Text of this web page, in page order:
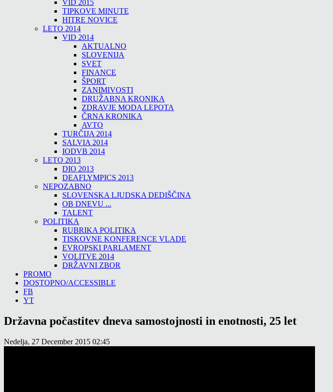
VID 2015
TIPKOVE MINUTE
HITRE NOVICE
LETO 2014
VID 2014
AKTUALNO
SLOVENIJA
SVET
FINANCE
ŠPORT
ZANIMIVOSTI
DRUŽABNA KRONIKA
ZDRAVJE MODA LEPOTA
ČRNA KRONIKA
AVTO
TURČIJA 2014
SALVIA 2014
IODVB 2014
LETO 2013
DIO 2013
DEAFLYMPICS 2013
NEPOZABNO
SLOVENSKA LJUDSKA DEDIŠČINA
OB DNEVU ...
TALENT
POLITIKA
RUBRIKA POLITIKA
TISKOVNE KONFERENCE VLADE
EVROPSKI PARLAMENT
VOLITVE 2014
DRŽAVNI ZBOR
PROMO
DOSTOPNO/ACCESSIBLE
FB
YT
Državna počastitev dneva samostojnosti in enotnosti, 25 let
Nedelja, 27 December 2015 02:45